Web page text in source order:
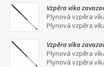
Vzpěra víka
Plynová vzpěra
Plynová vzpěra
Vzpěra víka
Plynová vzpěra
Plynová vzpěra